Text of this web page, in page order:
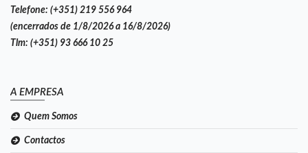
Telefone: (+351) 219 556 964
(encerrados de 1/8/2026 a 16/8/2026)
Tlm: (+351) 93 666 10 25
A EMPRESA
Quem Somos
Contactos